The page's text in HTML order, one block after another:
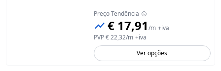
Preço Tendência
€ 17,91 /m +iva
PVP€ 22,32/m +iva
Ver opções